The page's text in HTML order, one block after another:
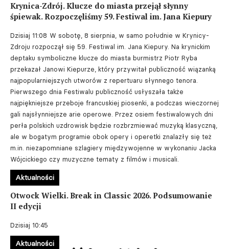
Krynica-Zdrój. Klucze do miasta przejął słynny
śpiewak. Rozpoczęliśmy 59. Festiwal im. Jana Kiepury
Dzisiaj 11:08 W sobotę, 8 sierpnia, w samo południe w Krynicy-
Zdroju rozpoczął się 59. Festiwal im. Jana Kiepury. Na krynickim
deptaku symboliczne klucze do miasta burmistrz Piotr Ryba
przekazał Janowi Kiepurze, który przywitał publiczność wiązanką
najpopularniejszych utworów z repertuaru słynnego tenora.
Pierwszego dnia Festiwalu publiczność usłyszała także
najpiękniejsze przeboje francuskiej piosenki, a podczas wieczornej
gali najsłynniejsze arie operowe. Przez osiem festiwalowych dni
perła polskich uzdrowisk będzie rozbrzmiewać muzyką klasyczną,
ale w bogatym programie obok opery i operetki znalazły się też
m.in. niezapomniane szlagiery międzywojenne w wykonaniu Jacka
Wójcickiego czy muzyczne tematy z filmów i musicali.
Otwock Wielki. Break in Classic 2026. Podsumowanie
II edycji
Dzisiaj 10:45
Aktualności
Aktualności